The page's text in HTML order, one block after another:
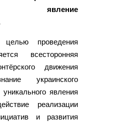
явление
целью проведения
всесторонняя
движения
украинского
уникального явления
реализации
и развития